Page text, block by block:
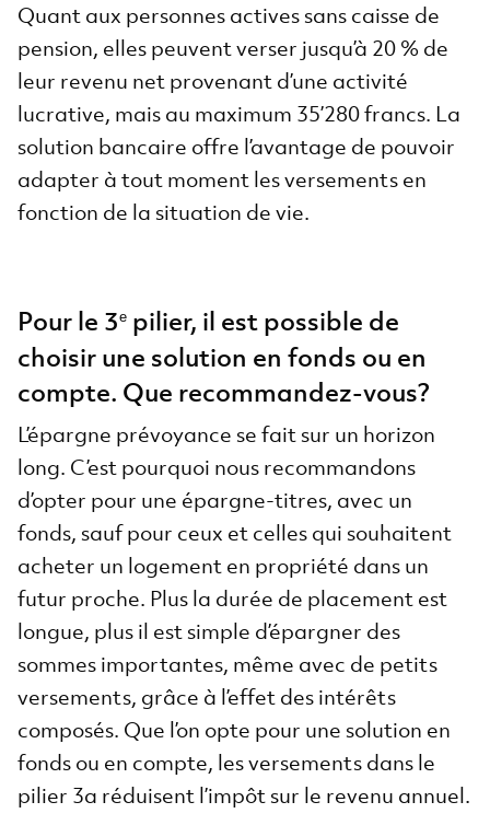
Quant aux personnes actives sans caisse de
pension, elles peuvent verser jusqu’à 20 % de
leur revenu net provenant d’une activité
lucrative, mais au maximum 35’280 francs. La
solution bancaire offre l’avantage de pouvoir
adapter à tout moment les versements en
fonction de la situation de vie.
Pour le 3e pilier, il est possible de
choisir une solution en fonds ou en
compte. Que recommandez-vous?
L’épargne prévoyance se fait sur un horizon
long. C’est pourquoi nous recommandons
d’opter pour une épargne-titres, avec un
fonds, sauf pour ceux et celles qui souhaitent
acheter un logement en propriété dans un
futur proche. Plus la durée de placement est
longue, plus il est simple d’épargner des
sommes importantes, même avec de petits
versements, grâce à l’effet des intérêts
composés. Que l’on opte pour une solution en
fonds ou en compte, les versements dans le
pilier 3a réduisent l’impôt sur le revenu annuel.